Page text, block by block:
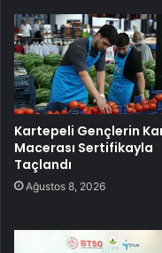
Kartepeli Gençlerin
Macerası Sertifikayla
Taçlandı
Ağustos 8, 2026